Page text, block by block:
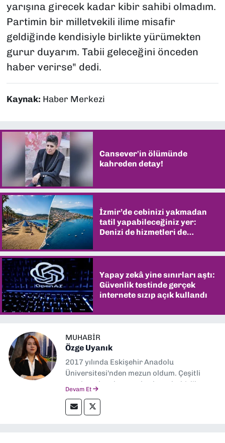
yarışına girecek kadar kibir sahibi olmadım.
Partimin bir milletvekili ilime misafir
geldiğinde kendisiyle birlikte yürümekten
gurur duyarım. Tabii geleceğini önceden
haber verirse" dedi.
Kaynak: Haber Merkezi
Cansever'in ölümünde
kahreden detay!
İzmir’de cebinizi yakmadan
tatil yapabileceğiniz yer:
Denizi de hizmetleri de
Yapay zekâ yine sınırları aştı:
Güvenlik testinde gerçek
internete sızıp açık kullandı
MUHABIR
Özge Uyanık
2017 yılında Eskişehir Anadolu
Üniversitesi'nden mezun oldum. Çeşitli
yerel ve ulusal gazetelerde muhabirlik
hakları alanlarında haberler üretmeye
odaklanıyorum.
Devam Et